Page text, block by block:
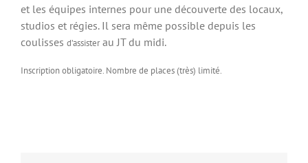
et les équipes internes pour une découverte des locaux,
studios et régies. Il sera même possible depuis les
coulisses d’assisterau JT du midi.
Inscription obligatoire. Nombre de places (très) limité.